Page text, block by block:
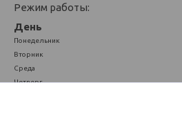
Режим работы:
День
Понедельник
Вторник
Среда
Четверг